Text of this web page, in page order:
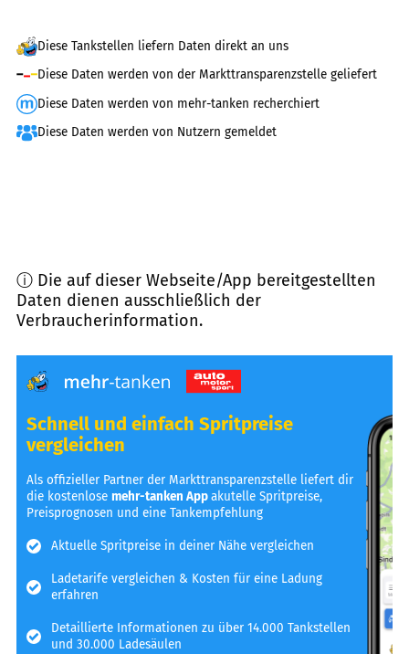
Diese Tankstellen liefern Daten direkt an uns
Diese Daten werden von der Markttransparenzstelle geliefert
Diese Daten werden von mehr-tanken recherchiert
Diese Daten werden von Nutzern gemeldet
ⓘ Die auf dieser Webseite/App bereitgestellten
Daten dienen ausschließlich der
Verbraucherinformation.
Schnell und einfach Spritpreise
vergleichen
Als offizieller Partner der Markttransparenzstelle liefert dir
die kostenlosemehr-tanken Appakutelle Spritpreise,
Preisprognosen und eine Tankempfehlung
Aktuelle Spritpreise in deiner Nähe vergleichen
Ladetarife vergleichen & Kosten für eine Ladung
erfahren
Detaillierte Informationen zu über 14.000 Tankstellen
und 30.000 Ladesäulen